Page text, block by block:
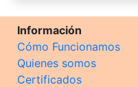
Información
Cómo Funcionamos
Quienes somos
Certificados